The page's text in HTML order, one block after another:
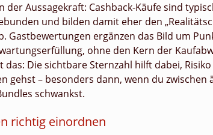
Aussagekraft: Cashback‑Käufe sind
und bilden damit eher den
Gastbewertungen ergänzen das Bild um
ohne den Kern der
Die sichtbare Sternzahl hilft dabei,
gehst – besonders dann, wenn du zwischen
schwankst.
richtig einordnen